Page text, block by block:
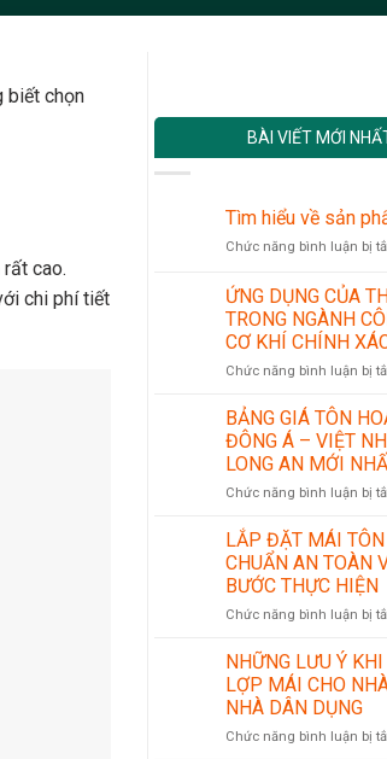
biết chọn
cao.
chi phí tiết
BÀI VIẾT MỚI
Tìm hiểu về sản
Chức năng bình luận bị
ỨNG DỤNG CỦA
TRONG NGÀNH
CƠ KHÍ CHÍNH
Chức năng bình luận bị
BẢNG GIÁ TÔN
ĐÔNG Á – VIỆT
LONG AN MỚI
Chức năng bình luận bị
LẮP ĐẶT MÁI
CHUẨN AN TOÀN
BƯỚC THỰC HIỆN
Chức năng bình luận bị
NHỮNG LƯU Ý
LỢP MÁI CHO
NHÀ DÂN DỤNG
Chức năng bình luận bị